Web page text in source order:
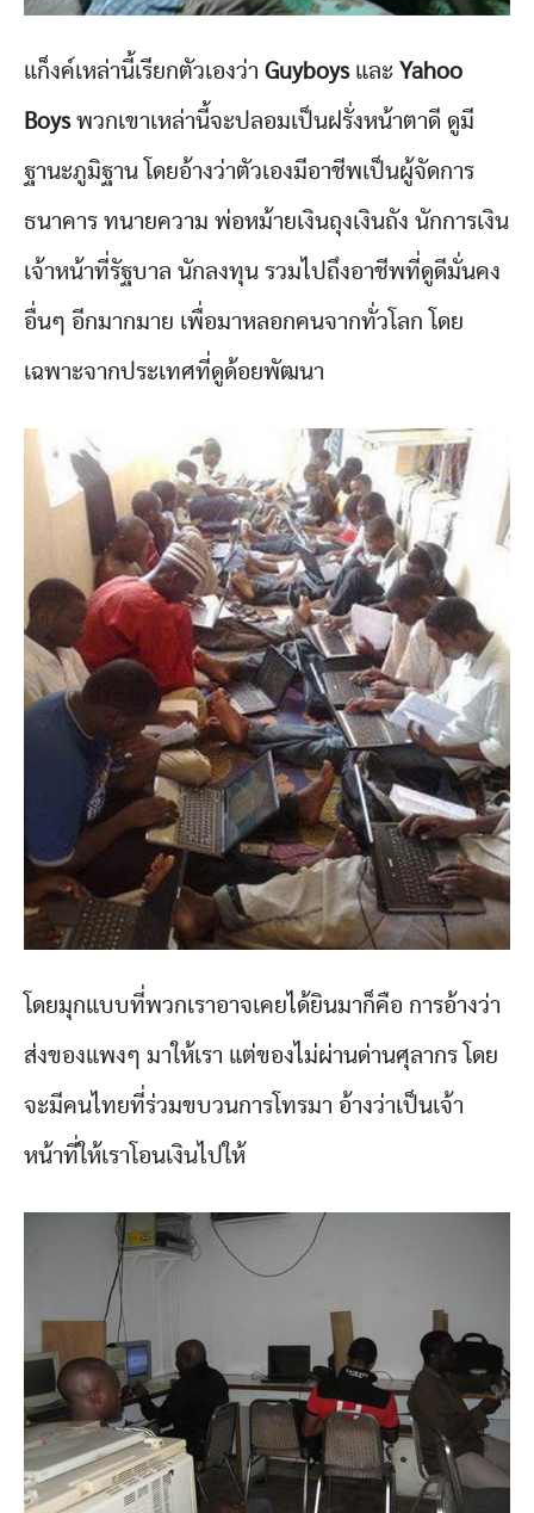
แก็งค์เหล่านี้เรียกตัวเองว่า Guyboysและ Yahoo
Boysพวกเขาเหล่านี้จะปลอมเป็นฝรั่งหน้าตาดี ดูมี
ฐานะภูมิฐาน โดยอ้างว่าตัวเองมีอาชีพเป็นผู้จัดการ
ธนาคาร ทนายความ พ่อหม้ายเงินถุงเงินถัง นักการเงิน
เจ้าหน้าที่รัฐบาล นักลงทุน รวมไปถึงอาชีพที่ดูดีมั่นคง
อื่นๆ อีกมากมาย เพื่อมาหลอกคนจากทั่วโลก โดย
เฉพาะจากประเทศที่ดูด้อยพัฒนา
โดยมุกแบบที่พวกเราอาจเคยได้ยินมาก็คือ การอ้างว่า
ส่งของแพงๆ มาให้เรา แต่ของไม่ผ่านด่านศุลากร โดย
จะมีคนไทยที่ร่วมขบวนการโทรมา อ้างว่าเป็นเจ้า
หน้าที่ให้เราโอนเงินไปให้